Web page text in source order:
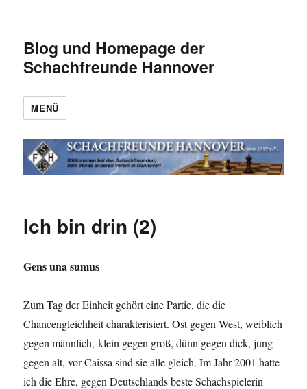
Blog und Homepage der
Schachfreunde Hannover
MENÜ
Ich bin drin (2)
Gens una sumus
Zum Tag der Einheit gehört eine Partie, die die
Chancengleichheit charakterisiert. Ost gegen West, weiblich
gegen männlich, klein gegen groß, dünn gegen dick, jung
gegen alt, vor Caissa sind sie alle gleich. Im Jahr 2001 hatte
ich die Ehre, gegen Deutschlands beste Schachspielerin